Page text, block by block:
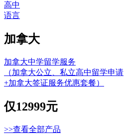
高中
语言
加拿大
加拿大中学留学服务
（加拿大公立、私立高中留学申请
+加拿大签证服务优惠套餐）
仅12999元
>>查看全部产品